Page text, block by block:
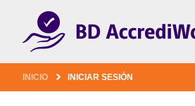
INICIO INICIAR SESIÓN